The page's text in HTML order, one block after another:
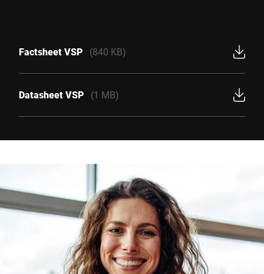
Factsheet VSP (840 KB)
Datasheet VSP (1 MB)